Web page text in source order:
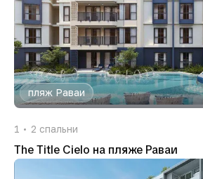
пляж Раваи
1 2 спальни
The Title Cielo на пляже Раваи